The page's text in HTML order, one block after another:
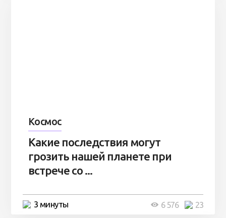
Космос
Какие последствия могут
грозить нашей планете при
встрече со ...
3 минуты 23
6 576